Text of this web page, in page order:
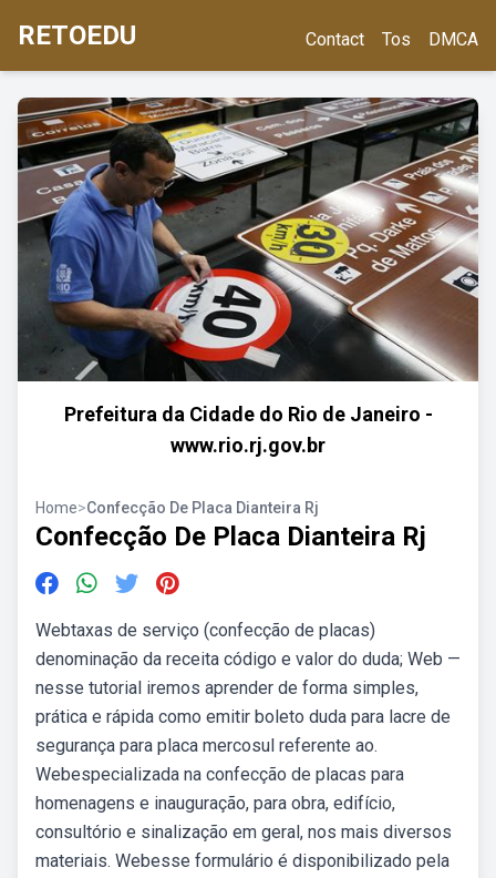
RETOEDU Contact Tos DMCA
Prefeitura da Cidade do Rio de Janeiro -
www.rio.rj.gov.br
Home>Confecção De Placa Dianteira Rj
Confecção De Placa Dianteira Rj
Webtaxas de serviço (confecção de placas)
denominação da receita código e valor do duda; Web —
nesse tutorial iremos aprender de forma simples,
prática e rápida como emitir boleto duda para lacre de
segurança para placa mercosul referente ao.
Webespecializada na confecção de placas para
homenagens e inauguração, para obra, edifício,
consultório e sinalização em geral, nos mais diversos
materiais. Webesse formulário é disponibilizado pela